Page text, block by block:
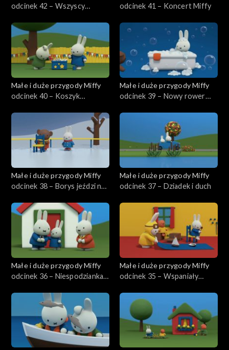
odcinek 42 – Wszyscy
odcinek 41 – Koncert Miffy
Małe i duże przygody Miffy
odcinek 40 – Koszyk
Małe i duże przygody Miffy
odcinek 39 – Nowy rower
Małe i duże przygody Miffy
odcinek 38 – Borys jeździ na
Małe i duże przygody Miffy
odcinek 37 – Dziadek i duch
Małe i duże przygody Miffy
odcinek 36 – Niespodzianka
Małe i duże przygody Miffy
odcinek 35 – Wspaniały